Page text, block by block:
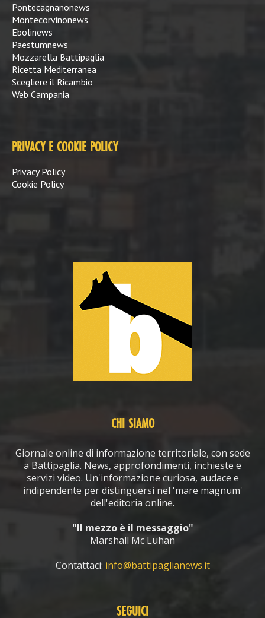
Pontecagnanonews
Montecorvinonews
Ebolinews
Paestumnews
Mozzarella Battipaglia
Ricetta Mediterranea
Scegliere il Ricambio
Web Campania
PRIVACY E COOKIE POLICY
Privacy Policy
Cookie Policy
CHI SIAMO
Giornale online di informazione territoriale, con sede
a Battipaglia. News, approfondimenti, inchieste e
servizi video. Un'informazione curiosa, audace e
indipendente per distinguersi nel 'mare magnum'
dell'editoria online.
"Il mezzo è il messaggio"
Marshall Mc Luhan
Contattaci: info@battipaglianews.it
SEGUICI